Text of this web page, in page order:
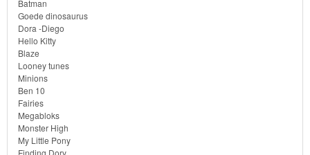
het
prinsesje
Barbie
Bob
de
bouwer
Batman
Goede dinosaurus
Dora -Diego
Hello Kitty
Blaze
Looney tunes
Minions
Ben 10
Fairies
Megabloks
Monster High
My Little Pony